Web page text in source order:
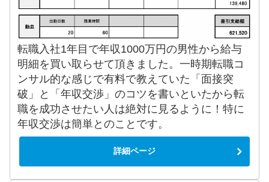
転職入社1年目で年収1000万円の男性から給与
明細を買い取らせて頂きました。一時期転職コ
ンサル的な感じで有料で教えていた「面接突
破」と「年収交渉」のコツを書いといたから転
職を成功させたい人は絶対に見るように！特に
年収交渉は簡単とのことです。
詳細ページ